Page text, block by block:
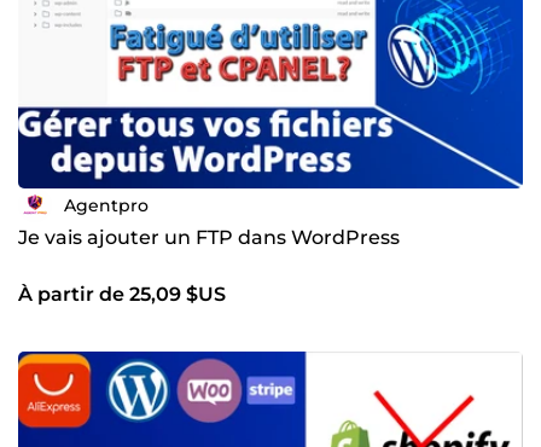
Agentpro
Je vais ajouter un FTP dans WordPress
À partir de 25,09 $US